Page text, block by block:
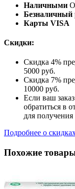
Наличными
Безналичный
Карты VISA
Скидки:
Скидка 4%
5000 руб.
Скидка 7%
10000 руб.
Если ваш
обратиться в
для
Подробнее о
Похожие